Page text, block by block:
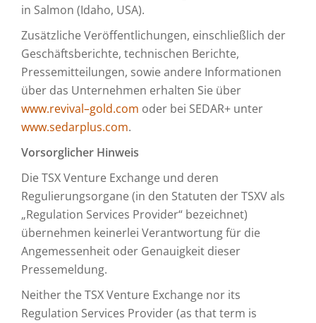
in Salmon (Idaho, USA).
Zusätzliche Veröffentlichungen, einschließlich der
Geschäftsberichte, technischen Berichte,
Pressemitteilungen, sowie andere Informationen
über das Unternehmen erhalten Sie über
www.revival–gold.com oder bei SEDAR+ unter
www.sedarplus.com.
Vorsorglicher Hinweis
Die TSX Venture Exchange und deren
Regulierungsorgane (in den Statuten der TSXV als
„Regulation Services Provider“ bezeichnet)
übernehmen keinerlei Verantwortung für die
Angemessenheit oder Genauigkeit dieser
Pressemeldung.
Neither the TSX Venture Exchange nor its
Regulation Services Provider (as that term is